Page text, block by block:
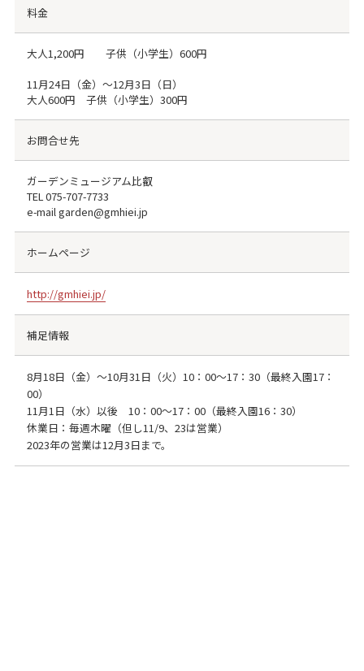
料金
大人1,200円 子供（小学生）600円
11月24日（金）～12月3日（日）
大人600円 子供（小学生）300円
お問合せ先
ガーデンミュージアム比叡
TEL075-707-7733
e-mail garden@gmhiei.jp
ホームページ
http://gmhiei.jp/
補足情報
8月18日（金）～10月31日（火）10：00～17：30（最終入園17：
00）
11月1日（水）以後 10：00～17：00（最終入園16：30）
休業日：毎週木曜（但し11/9、23は営業）
2023年の営業は12月3日まで。